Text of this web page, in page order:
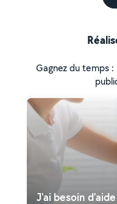
Gagnez du temps
J'ai besoin